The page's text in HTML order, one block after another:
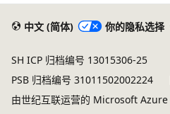
中文 (简体) 你的隐私选择
SH ICP 归档编号 13015306-25
PSB 归档编号 31011502002224
由世纪互联运营的 Microsoft Azure